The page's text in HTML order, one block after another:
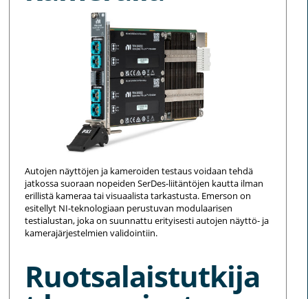
Autojen näyttöjen ja kameroiden testaus voidaan tehdä
jatkossa suoraan nopeiden SerDes-liitäntöjen kautta ilman
erillistä kameraa tai visuaalista tarkastusta. Emerson on
esitellyt NI-teknologiaan perustuvan modulaarisen
testialustan, joka on suunnattu erityisesti autojen näyttö- ja
kamerajärjestelmien validointiin.
Ruotsalaistutkija